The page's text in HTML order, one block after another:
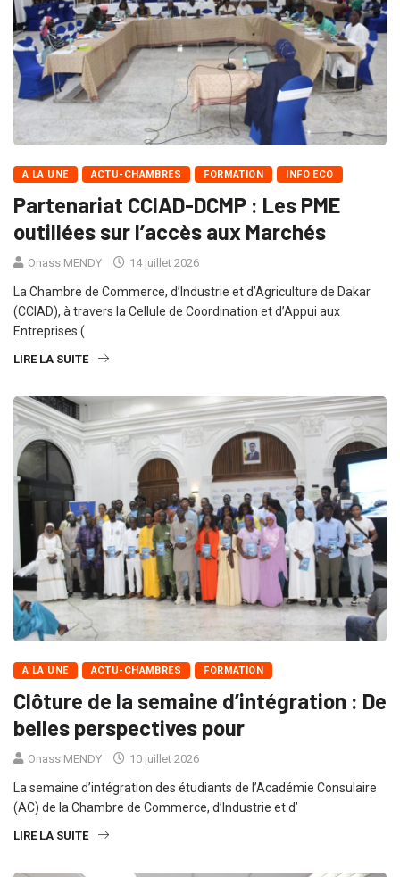
A LA UNE ACTU-CHAMBRES FORMATION INFO ECO
Partenariat CCIAD-DCMP : Les PME
outillées sur l’accès aux Marchés
Onass MENDY 14 juillet 2026
La Chambre de Commerce, d’Industrie et d’Agriculture de Dakar
(CCIAD), à travers la Cellule de Coordination et d’Appui aux
Entreprises (
LIRE LA SUITE
A LA UNE ACTU-CHAMBRES FORMATION
Clôture de la semaine d’intégration : De
belles perspectives pour
Onass MENDY 10 juillet 2026
La semaine d’intégration des étudiants de l’Académie Consulaire
(AC) de la Chambre de Commerce, d’Industrie et d’
LIRE LA SUITE